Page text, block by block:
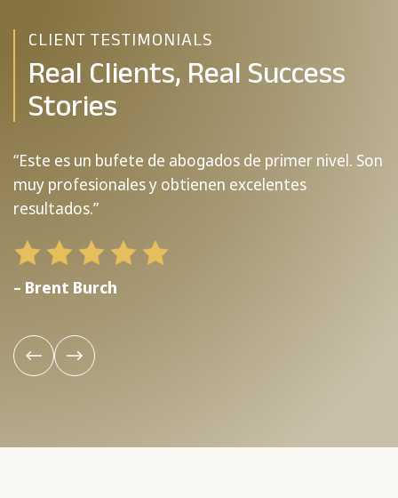
CLIENT TESTIMONIALS
Real Clients, Real Success
Stories
“Este es un bufete de abogados de primer nivel. Son
muy profesionales y obtienen excelentes
resultados.”
– Brent Burch